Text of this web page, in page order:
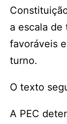
a escala de
favoráveis
turno.
O texto
A PEC